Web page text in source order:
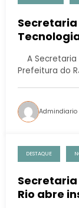
A Secretaria
Prefeitura do
Admindiario
DESTAQUE
Rio abre